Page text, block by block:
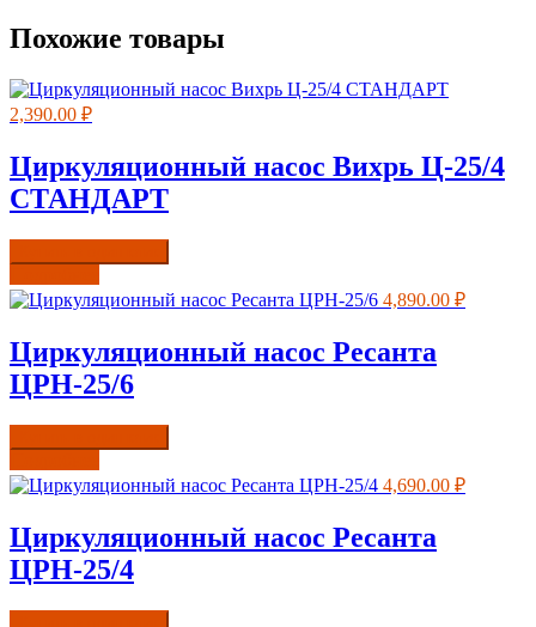
Похожие товары
2,390.00 ₽
Циркуляционный насос Вихрь Ц-25/4
СТАНДАРТ
4,890.00 ₽
Циркуляционный насос Ресанта
ЦРН-25/6
4,690.00 ₽
Циркуляционный насос Ресанта
ЦРН-25/4